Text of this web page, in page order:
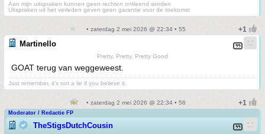
Aan mijn uitspraken kunnen geen rechten ontleend worden
Uitspraken uit het verleden geven geen garantie voor de toekomst
• zaterdag 2 mei 2026 @ 22:34 • 55
Martinello
Pretty, Pretty, Pretty Good
GOAT terug van weggeweest.
Just remember, it’s not a lie if you believe it.
• zaterdag 2 mei 2026 @ 22:34 • 56
Moderator / Redactie FP
TheStigsDutchCousin